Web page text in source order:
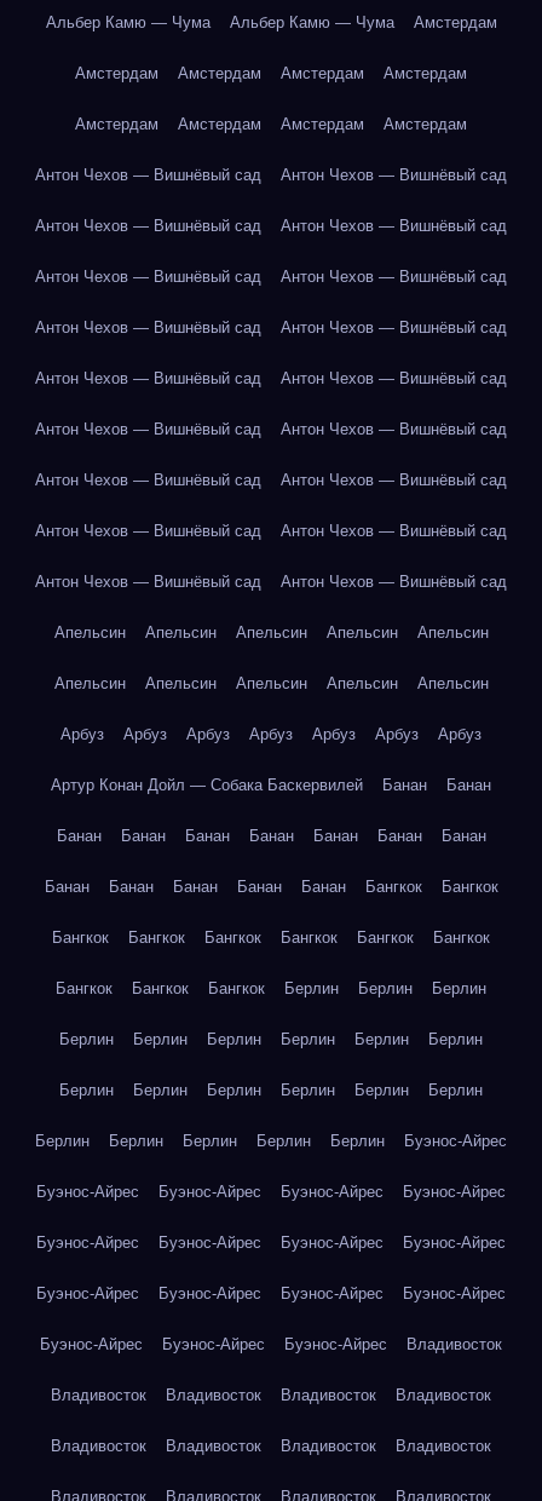
Альбер Камю — Чума Альбер Камю — Чума Амстердам
Амстердам Амстердам Амстердам Амстердам
Амстердам Амстердам Амстердам Амстердам
Антон Чехов — Вишнёвый сад Антон Чехов — Вишнёвый сад
Антон Чехов — Вишнёвый сад Антон Чехов — Вишнёвый сад
Антон Чехов — Вишнёвый сад Антон Чехов — Вишнёвый сад
Антон Чехов — Вишнёвый сад Антон Чехов — Вишнёвый сад
Антон Чехов — Вишнёвый сад Антон Чехов — Вишнёвый сад
Антон Чехов — Вишнёвый сад Антон Чехов — Вишнёвый сад
Антон Чехов — Вишнёвый сад Антон Чехов — Вишнёвый сад
Антон Чехов — Вишнёвый сад Антон Чехов — Вишнёвый сад
Антон Чехов — Вишнёвый сад Антон Чехов — Вишнёвый сад
Апельсин Апельсин Апельсин Апельсин Апельсин
Апельсин Апельсин Апельсин Апельсин Апельсин
Арбуз Арбуз Арбуз Арбуз Арбуз Арбуз Арбуз
Артур Конан Дойл — Собака Баскервилей Банан Банан
Банан Банан Банан Банан Банан Банан Банан
Банан Банан Банан Банан Банан Бангкок Бангкок
Бангкок Бангкок Бангкок Бангкок Бангкок Бангкок
Бангкок Бангкок Бангкок Берлин Берлин Берлин
Берлин Берлин Берлин Берлин Берлин Берлин
Берлин Берлин Берлин Берлин Берлин Берлин
Берлин Берлин Берлин Берлин Берлин Буэнос-Айрес
Буэнос-Айрес Буэнос-Айрес Буэнос-Айрес Буэнос-Айрес
Буэнос-Айрес Буэнос-Айрес Буэнос-Айрес Буэнос-Айрес
Буэнос-Айрес Буэнос-Айрес Буэнос-Айрес Буэнос-Айрес
Буэнос-Айрес Буэнос-Айрес Буэнос-Айрес Владивосток
Владивосток Владивосток Владивосток Владивосток
Владивосток Владивосток Владивосток Владивосток
Владивосток Владивосток Владивосток Владивосток